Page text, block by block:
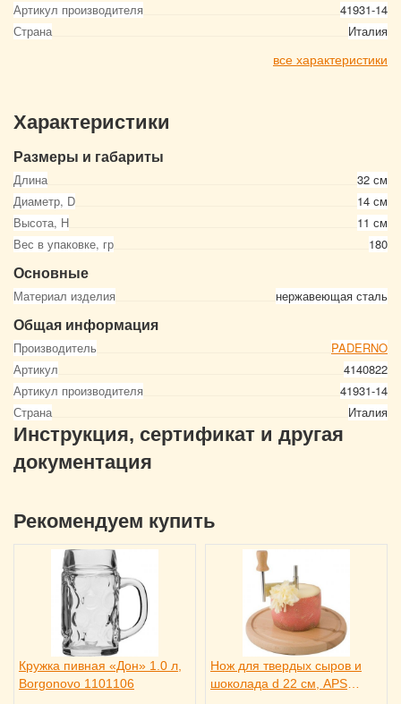
Артикул производителя
41931-14
Страна
Италия
все характеристики
Характеристики
Размеры и габариты
Длина
32 см
Диаметр, D
14 см
Высота, Н
11 см
Вес в упаковке, гр
180
Основные
Материал изделия нержавеющая сталь
Общая информация
Производитель
PADERNO
Артикул
4140822
Артикул производителя
41931-14
Страна
Италия
Инструкция, сертификат и другая
документация
Рекомендуем купить
Кружка пивная «Дон» 1.0 л,
Borgonovo 1101106
Нож для твердых сыров и
шоколада d 22 см, APS